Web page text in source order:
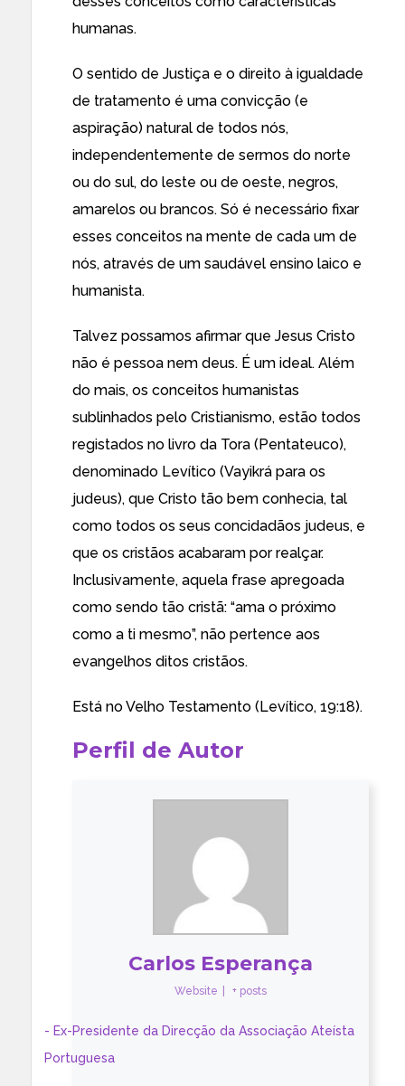
humanas.
O sentido de Justiça e o direito à igualdade
de tratamento é uma convicção (e
aspiração) natural de todos nós,
independentemente de sermos do norte
ou do sul, do leste ou de oeste, negros,
amarelos ou brancos. Só é necessário fixar
esses conceitos na mente de cada um de
nós, através de um saudável ensino laico e
humanista.
Talvez possamos afirmar que Jesus Cristo
não é pessoa nem deus. É um ideal. Além
do mais, os conceitos humanistas
sublinhados pelo Cristianismo, estão todos
registados no livro da Tora (Pentateuco),
denominado Levítico (Vayikrá para os
judeus), que Cristo tão bem conhecia, tal
como todos os seus concidadãos judeus, e
que os cristãos acabaram por realçar.
Inclusivamente, aquela frase apregoada
como sendo tão cristã: “ama o próximo
como a ti mesmo”, não pertence aos
evangelhos ditos cristãos.
Está no Velho Testamento (Levítico, 19:18).
Perfil de Autor
Carlos Esperança
Website + posts
- Ex-Presidente da Direcção da Associação Ateísta
Portuguesa